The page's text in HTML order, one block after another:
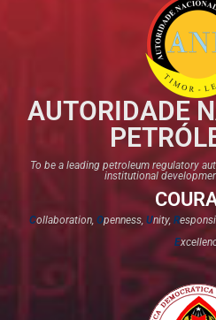
AUTORIDADE
To be a leading petroleum regulatory
institutional
Collaboration, Openness, Unity, R
E